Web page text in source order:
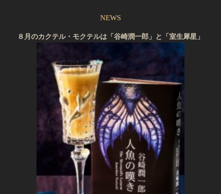
NEWS
８月のカクテル・モクテルは「谷崎潤一郎」と「室生犀星」